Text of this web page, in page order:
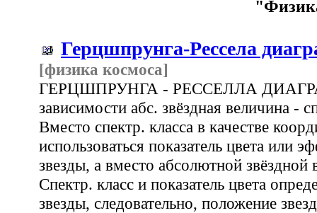
Герцшпрунга-Рессела
[физика космоса]
ГЕРЦШПРУНГА - РЕССЕЛЛА
зависимости абс. звёздная величина -
Вместо спектр. класса в качестве
использоваться показатель цвета или
звезды, а вместо абсолютной
Спектр. класс и показатель цвета
звезды, следовательно, положение